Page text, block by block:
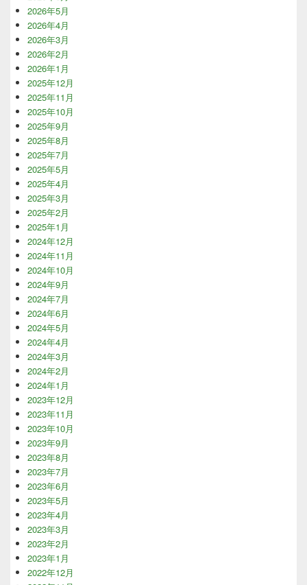
2026年5月
2026年4月
2026年3月
2026年2月
2026年1月
2025年12月
2025年11月
2025年10月
2025年9月
2025年8月
2025年7月
2025年5月
2025年4月
2025年3月
2025年2月
2025年1月
2024年12月
2024年11月
2024年10月
2024年9月
2024年7月
2024年6月
2024年5月
2024年4月
2024年3月
2024年2月
2024年1月
2023年12月
2023年11月
2023年10月
2023年9月
2023年8月
2023年7月
2023年6月
2023年5月
2023年4月
2023年3月
2023年2月
2023年1月
2022年12月